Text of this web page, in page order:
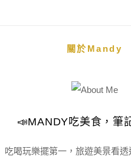
關於Mandy
📣MANDY吃美食，筆
吃喝玩樂擺第一，旅遊美景看